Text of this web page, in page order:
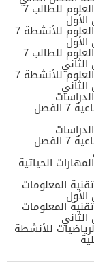
كتاب العلوم للطالب 7
كتاب العلوم للأنشطة 7
كتاب العلوم للطالب 7
كتاب العلوم للأنشطة 7
الاجتماعية 7 الفصل
الاجتماعية 7 الفصل
الحياتية
المعلومات
المعلومات
للأنشطة